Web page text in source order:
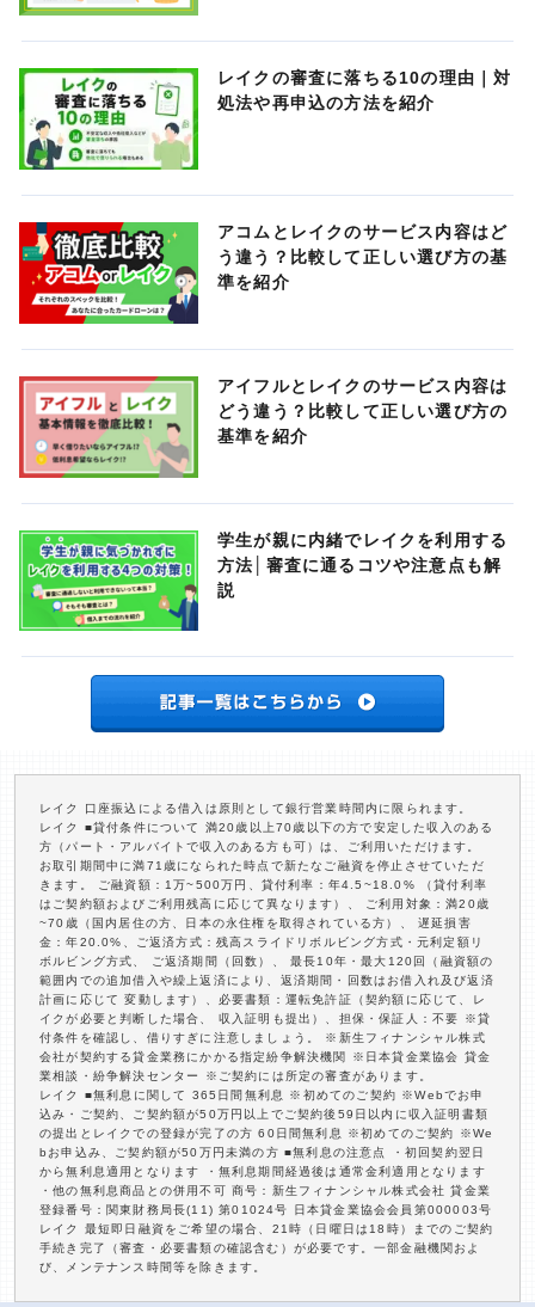
レイクの審査に落ちる10の理由｜対
処法や再申込の方法を紹介
アコムとレイクのサービス内容はど
う違う？比較して正しい選び方の基
準を紹介
アイフルとレイクのサービス内容は
どう違う？比較して正しい選び方の
基準を紹介
学生が親に内緒でレイクを利用する
方法│審査に通るコツや注意点も解
説
レイク 口座振込による借入は原則として銀行営業時間内に限られます。
レイク ■貸付条件について 満20歳以上70歳以下の方で安定した収入のある
方（パート・アルバイトで収入のある方も可）は、ご利用いただけます。
お取引期間中に満71歳になられた時点で新たなご融資を停止させていただ
きます。 ご融資額：1万~500万円、貸付利率：年4.5~18.0% （貸付利率
はご契約額およびご利用残高に応じて異なります）、 ご利用対象：満20歳
~70歳（国内居住の方、日本の永住権を取得されている方）、 遅延損害
金：年20.0%、ご返済方式：残高スライドリボルビング方式・元利定額リ
ボルビング方式、 ご返済期間（回数）、 最長10年・最大120回（融資額の
範囲内での追加借入や繰上返済により、返済期間・回数はお借入れ及び返済
計画に応じて 変動します）、必要書類：運転免許証（契約額に応じて、レ
イクが必要と判断した場合、 収入証明も提出）、担保・保証人：不要 ※貸
付条件を確認し、借りすぎに注意しましょう。 ※新生フィナンシャル株式
会社が契約する貸金業務にかかる指定紛争解決機関 ※日本貸金業協会 貸金
業相談・紛争解決センター ※ご契約には所定の審査があります。
レイク ■無利息に関して 365日間無利息 ※初めてのご契約 ※Webでお申
込み・ご契約、ご契約額が50万円以上でご契約後59日以内に収入証明書類
の提出とレイクでの登録が完了の方 60日間無利息 ※初めてのご契約 ※We
bお申込み、ご契約額が50万円未満の方 ■無利息の注意点 ・初回契約翌日
から無利息適用となります ・無利息期間経過後は通常金利適用となります
・他の無利息商品との併用不可 商号：新生フィナンシャル株式会社 貸金業
登録番号：関東財務局長(11) 第01024号 日本貸金業協会会員第000003号
レイク 最短即日融資をご希望の場合、21時（日曜日は18時）までのご契約
手続き完了（審査・必要書類の確認含む）が必要です。一部金融機関およ
び、メンテナンス時間等を除きます。